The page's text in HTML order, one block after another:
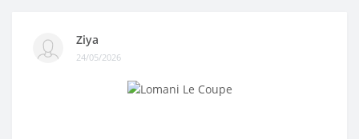
Ziya
24/05/2026